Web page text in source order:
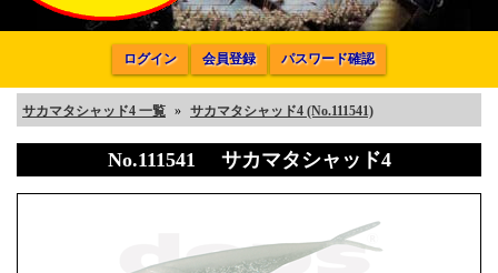
ログイン 会員登録 パスワード確認
サカマタシャッド4 一覧 » サカマタシャッド4 (No.111541)
No.111541 サカマタシャッド4